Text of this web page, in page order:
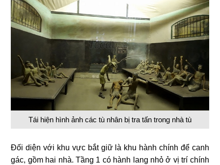
Tái hiện hình ảnh các tù nhân bị tra tấn trong nhà tù
Đối diện với khu vực bắt giữ là khu hành chính để canh
gác, gồm hai nhà. Tầng 1 có hành lang nhỏ ở vị trí chính